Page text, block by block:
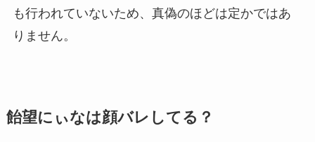
も行われていないため、真偽のほどは定かではあ
りません。
飴望にぃなは顔バレしてる？